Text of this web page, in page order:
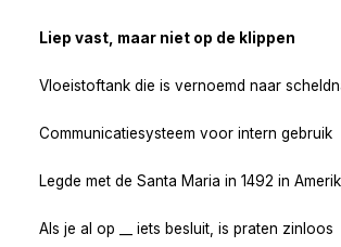
Liep vast, maar niet op de klippen
Vloeistoftank die is vernoemd naar
Communicatiesysteem voor intern gebruik
Legde met de Santa Maria in 1492 in
Als je al op __ iets besluit, is praten zinloos